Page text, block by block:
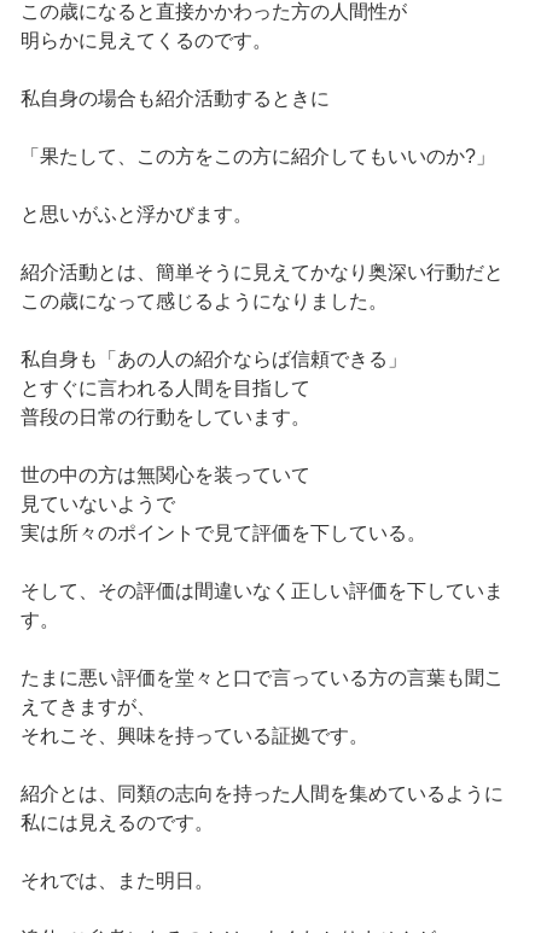
この歳になると直接かかわった方の人間性が
明らかに見えてくるのです。
私自身の場合も紹介活動するときに
「果たして、この方をこの方に紹介してもいいのか?」
と思いがふと浮かびます。
紹介活動とは、簡単そうに見えてかなり奥深い行動だと
この歳になって感じるようになりました。
私自身も「あの人の紹介ならば信頼できる」
とすぐに言われる人間を目指して
普段の日常の行動をしています。
世の中の方は無関心を装っていて
見ていないようで
実は所々のポイントで見て評価を下している。
そして、その評価は間違いなく正しい評価を下していま
す。
たまに悪い評価を堂々と口で言っている方の言葉も聞こ
えてきますが、
それこそ、興味を持っている証拠です。
紹介とは、同類の志向を持った人間を集めているように
私には見えるのです。
それでは、また明日。